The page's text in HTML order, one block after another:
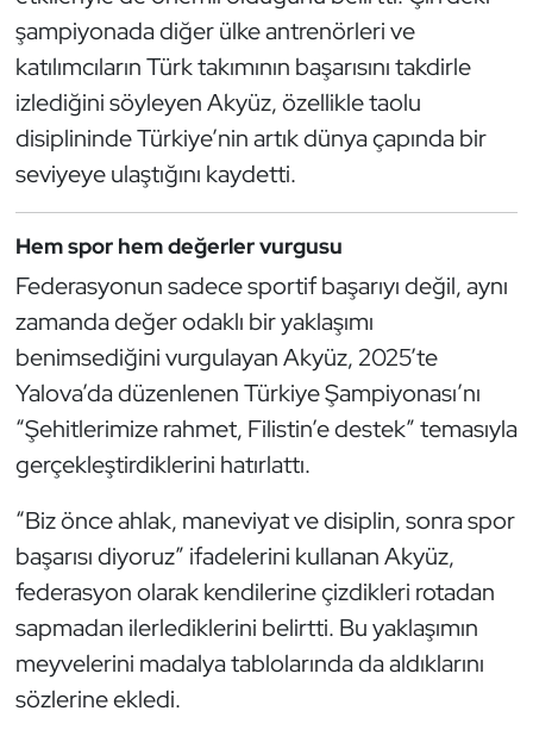
şampiyonada diğer ülke antrenörleri ve
katılımcıların Türk takımının başarısını takdirle
izlediğini söyleyen Akyüz, özellikle taolu
disiplininde Türkiye’nin artık dünya çapında bir
seviyeye ulaştığını kaydetti.
Hem spor hem değerler vurgusu
Federasyonun sadece sportif başarıyı değil, aynı
zamanda değer odaklı bir yaklaşımı
benimsediğini vurgulayan Akyüz, 2025’te
Yalova’da düzenlenen Türkiye Şampiyonası’nı
“Şehitlerimize rahmet, Filistin’e destek” temasıyla
gerçekleştirdiklerini hatırlattı.
“Biz önce ahlak, maneviyat ve disiplin, sonra spor
başarısı diyoruz” ifadelerini kullanan Akyüz,
federasyon olarak kendilerine çizdikleri rotadan
sapmadan ilerlediklerini belirtti. Bu yaklaşımın
meyvelerini madalya tablolarında da aldıklarını
sözlerine ekledi.
Muay Thai
Okçuluk
Optimist
Oryantiring
Özel Sporcular
Paralimpik
Ragbi
Satranç
Su Topu
Sualtı Sporları
Tekvando